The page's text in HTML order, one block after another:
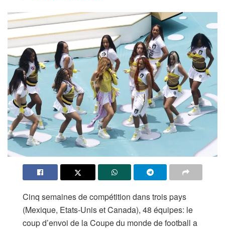
Cinq semaines de compétition dans trois pays
(Mexique, Etats-Unis et Canada), 48 équipes: le
coup d’envoi de la Coupe du monde de football a